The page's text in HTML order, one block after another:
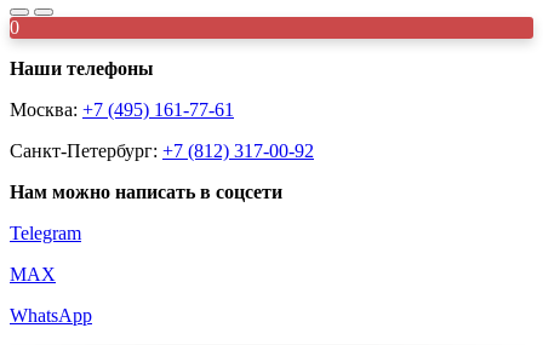
0
Наши телефоны
Москва: +7 (495) 161-77-61
Санкт-Петербург: +7 (812) 317-00-92
Нам можно написать в соцсети
Telegram
MAX
WhatsApp